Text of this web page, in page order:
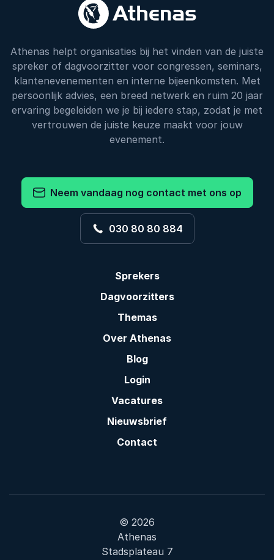
Athenas helpt organisaties bij het vinden van de juiste
spreker of dagvoorzitter voor congressen, seminars,
klantenevenementen en interne bijeenkomsten. Met
persoonlijk advies, een breed netwerk en ruim 20 jaar
ervaring begeleiden we je bij iedere stap, zodat je met
vertrouwen de juiste keuze maakt voor jouw
evenement.
Neem vandaag nog contact met ons op
030 80 80 884
Sprekers
Dagvoorzitters
Themas
Over Athenas
Blog
Login
Vacatures
Nieuwsbrief
Contact
© 2026
Athenas
Stadsplateau 7